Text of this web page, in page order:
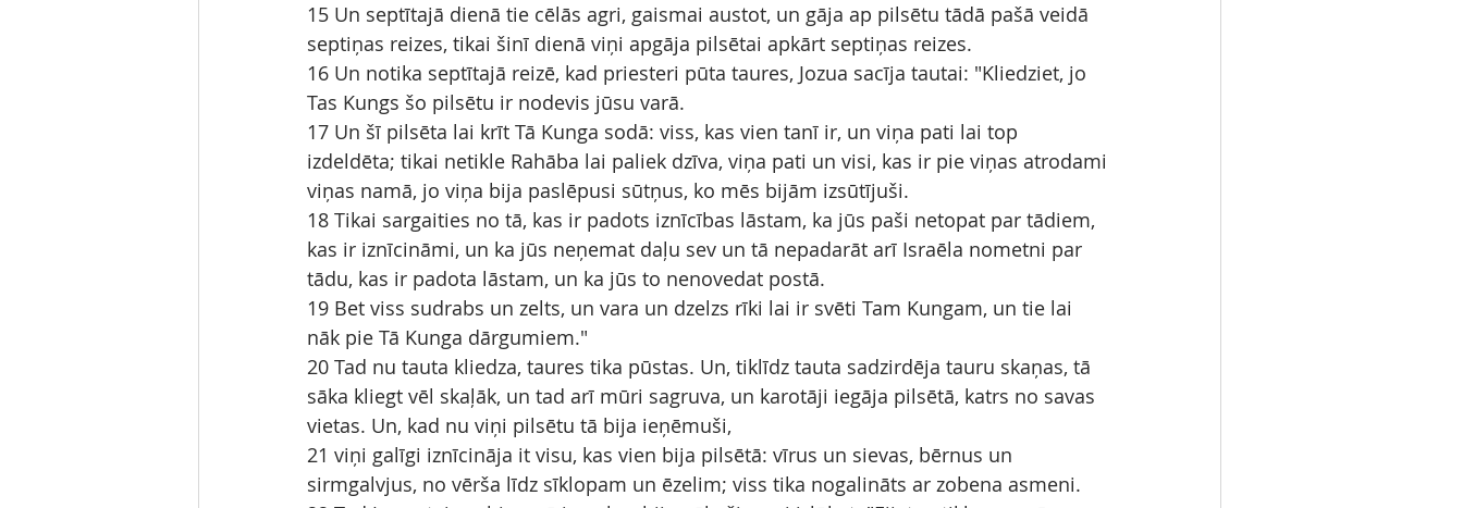
15 Un septītajā dienā tie cēlās agri, gaismai austot, un gāja ap pilsētu tādā pašā veidā
septiņas reizes, tikai šinī dienā viņi apgāja pilsētai apkārt septiņas reizes.
16 Un notika septītajā reizē, kad priesteri pūta taures, Jozua sacīja tautai: "Kliedziet, jo
Tas Kungs šo pilsētu ir nodevis jūsu varā.
17 Un šī pilsēta lai krīt Tā Kunga sodā: viss, kas vien tanī ir, un viņa pati lai top
izdeldēta; tikai netikle Rahāba lai paliek dzīva, viņa pati un visi, kas ir pie viņas atrodami
viņas namā, jo viņa bija paslēpusi sūtņus, ko mēs bijām izsūtījuši.
18 Tikai sargaities no tā, kas ir padots iznīcības lāstam, ka jūs paši netopat par tādiem,
kas ir iznīcināmi, un ka jūs neņemat daļu sev un tā nepadarāt arī Israēla nometni par
tādu, kas ir padota lāstam, un ka jūs to nenovedat postā.
19 Bet viss sudrabs un zelts, un vara un dzelzs rīki lai ir svēti Tam Kungam, un tie lai
nāk pie Tā Kunga dārgumiem."
20 Tad nu tauta kliedza, taures tika pūstas. Un, tiklīdz tauta sadzirdēja tauru skaņas, tā
sāka kliegt vēl skaļāk, un tad arī mūri sagruva, un karotāji iegāja pilsētā, katrs no savas
vietas. Un, kad nu viņi pilsētu tā bija ieņēmuši,
21 viņi galīgi iznīcināja it visu, kas vien bija pilsētā: vīrus un sievas, bērnus un
sirmgalvjus, no vērša līdz sīklopam un ēzelim; viss tika nogalināts ar zobena asmeni.